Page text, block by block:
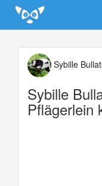
Update cookies preferences
Sybille
Sybille
Pflägerlein